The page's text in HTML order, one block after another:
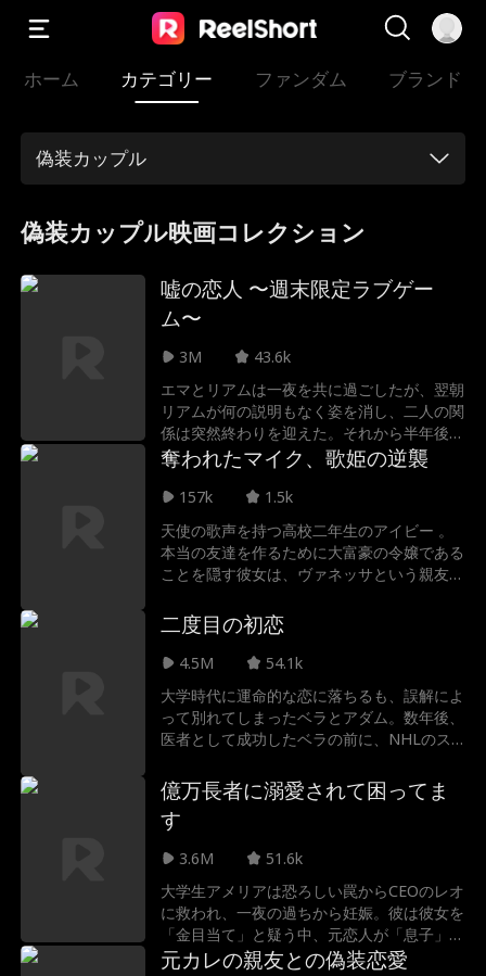
ホーム カテゴリー ファンダム ブランド
偽装カップル
偽装カップル映画コレクション
嘘の恋人 〜週末限定ラブゲー
ム〜
3M
43.6k
エマとリアムは一夜を共に過ごしたが、翌朝
リアムが何の説明もなく姿を消し、二人の関
係は突然終わりを迎えた。それから半年後、
エマの妹の結婚式で二人は再会した時、リア
が再び押し寄せる中、エマは元カレを遠ざけ
るために、週末だけリアムと偽りの恋人関係
を演じることを決める。
奪われたマイク、歌姫の逆襲
157k
1.5k
天使の歌声を持つ高校二年生のアイビー 。
本当の友達を作るために大富豪の令嬢である
ことを隠す彼女は、ヴァネッサという親友を
し、ヴァネッサにとってアイビーはただの都
合のいい道具 ！巧みな言葉でアイビーを操
り、自分の歌の影武者として利用していたの
浮気現場まで発覚 ！愛する人と親友に裏切
られ、絶望の淵に立たされたアイビーは、幼
馴染でアメフト部のスター選手であるブレイ
れた輝かしいスポットライトを取り戻すこと
ができるのか？
二度目の初恋
4.5M
54.1k
大学時代に運命的な恋に落ちるも、誤解によ
って別れてしまったベラとアダム。数年後、
医者として成功したベラの前に、NHLのス
て姿を現す。偽装カップルの契約を結ぶ二人
だが、共に過ごす日々の中で、眠っていた感
情が再び目覚めていく。二度目のチャンス
が、彼らに永遠の幸せをもたらすのか。
億万長者に溺愛されて困ってま
す
3.6M
51.6k
大学生アメリアは恐ろしい罠からCEOのレオ
に救われ、一夜の過ちから妊娠。彼は彼女を
「金目当て」と疑う中、元恋人が「息子」を
連れて現れる。果たしてレオは、嘘を見破
元カレの親友との偽装恋愛